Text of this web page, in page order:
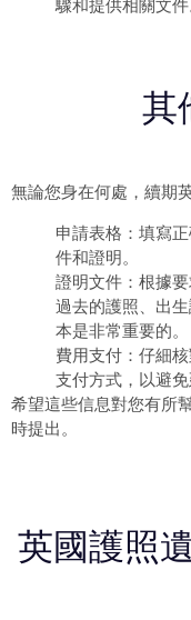
驟和提供相關文件
其
無論您身在何處， 續期
申請表格：填寫
件和證明。
證明文件：根據
過去的護照、出
本是非常重要的。
費用支付：仔細
支付方式，以避免
希望這些信息對您有所
時提出。
英國護照